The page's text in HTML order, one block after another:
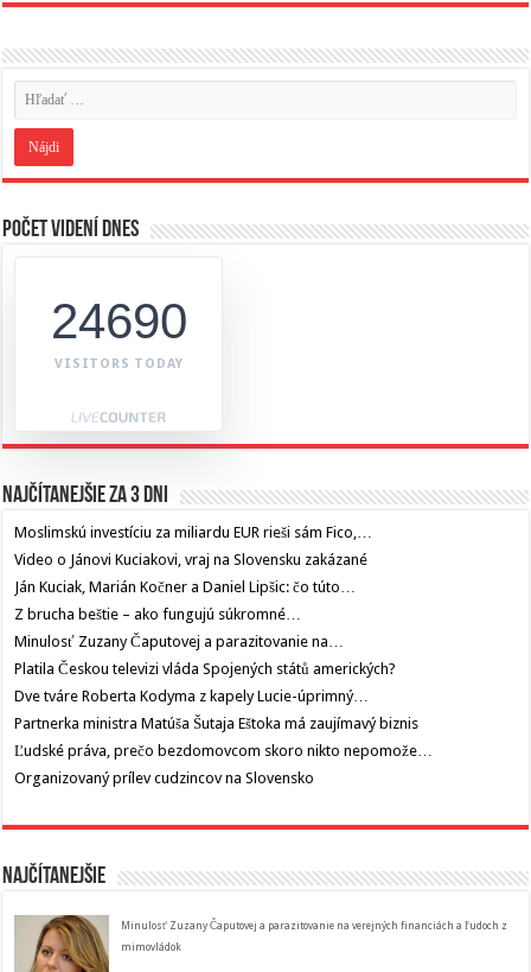
Počet videní dnes
24690
VISITORS TODAY
Najčítanejšie za 3 dni
Moslimskú investíciu za miliardu EUR rieši sám Fico,…
Video o Jánovi Kuciakovi, vraj na Slovensku zakázané
Ján Kuciak, Marián Kočner a Daniel Lipšic: čo túto…
Z brucha beštie – ako fungujú súkromné…
Minulosť Zuzany Čaputovej a parazitovanie na…
Platila Českou televizi vláda Spojených států amerických?
Dve tváre Roberta Kodyma z kapely Lucie-úprimný…
Partnerka ministra Matúša Šutaja Eštoka má zaujímavý biznis
Ľudské práva, prečo bezdomovcom skoro nikto nepomože…
Organizovaný prílev cudzincov na Slovensko
Najčítanejšie
Minulosť Zuzany Čaputovej a parazitovanie na verejných financiách a ľudoch z
mimovládok